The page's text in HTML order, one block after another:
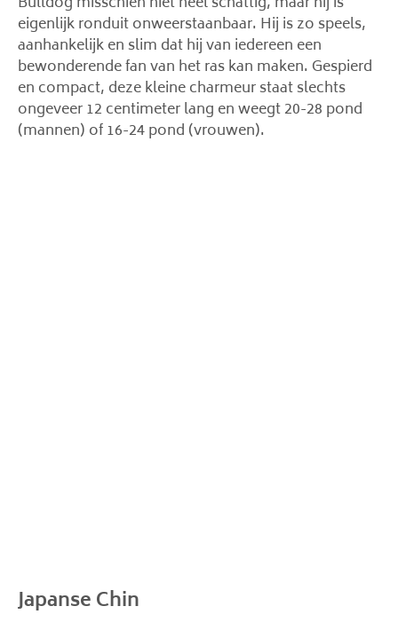
eigenlijk ronduit onweerstaanbaar. Hij is zo speels,
aanhankelijk en slim dat hij van iedereen een
bewonderende fan van het ras kan maken. Gespierd
en compact, deze kleine charmeur staat slechts
ongeveer 12 centimeter lang en weegt 20-28 pond
(mannen) of 16-24 pond (vrouwen).
Japanse Chin